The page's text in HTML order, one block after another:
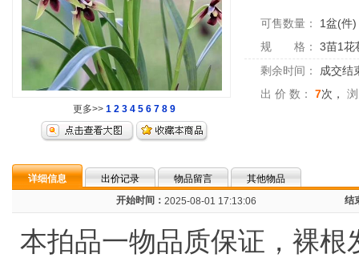
更多>> 1 2 3 4 5 6 7 8 9
可售数量： 1盆(件)
规 格：
3苗1花
剩余时间：
成交结
出 价 数：
7次，
详细信息 出价记录 物品留言
其他物品
开始时间： 2025-08-01 17:13:06 结
本拍品一物品质保证，裸